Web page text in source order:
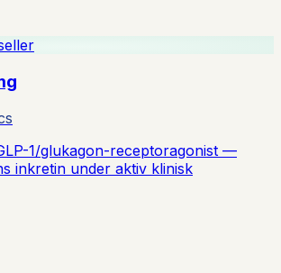
1/glukagon-receptoragonist —
inkretin under aktiv klinisk